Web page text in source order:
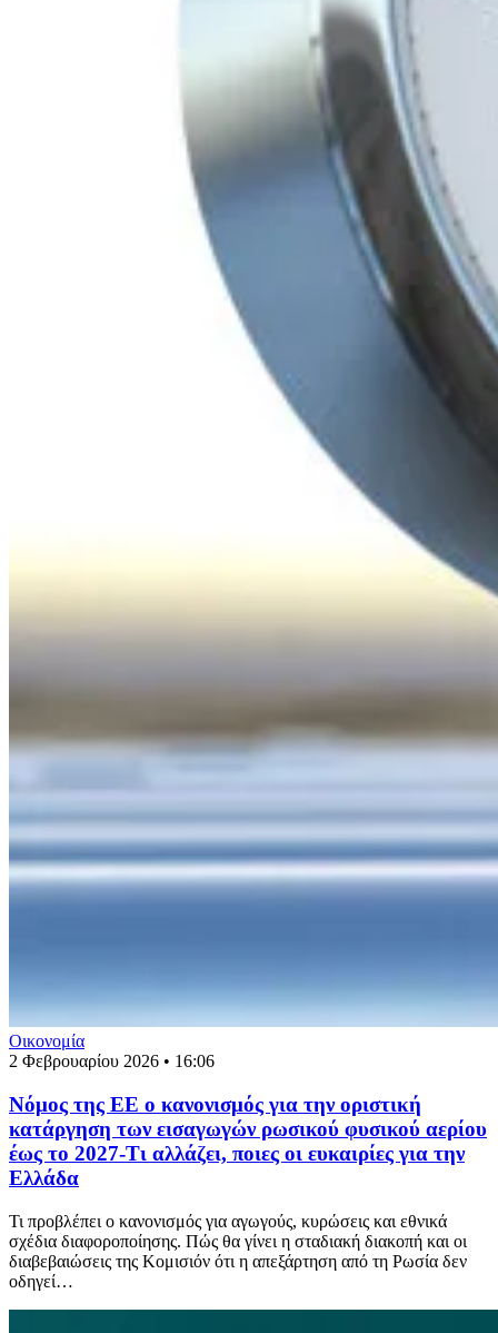
Οικονομία
2 Φεβρουαρίου 2026 • 16:06
Νόμος της ΕΕ ο κανονισμός για την οριστική
κατάργηση των εισαγωγών ρωσικού φυσικού αερίου
έως το 2027-Τι αλλάζει, ποιες οι ευκαιρίες για την
Ελλάδα
Τι προβλέπει ο κανονισμός για αγωγούς, κυρώσεις και εθνικά
σχέδια διαφοροποίησης. Πώς θα γίνει η σταδιακή διακοπή και οι
διαβεβαιώσεις της Κομισιόν ότι η απεξάρτηση από τη Ρωσία δεν
οδηγεί…